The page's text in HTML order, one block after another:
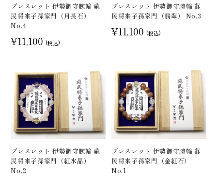
ブレスレット 伊勢御守腕輪 蘇
民将来子孫家門（月長石）
No.4
¥11,100 (税込)
ブレスレット 伊勢御守腕輪 蘇
民将来子孫家門（翡翠） No.3
¥11,100 (税込)
ブレスレット 伊勢御守腕輪 蘇
民将来子孫家門（紅水晶）
No.2
ブレスレット 伊勢御守腕輪 蘇
民将来子孫家門（金紅石）
No.1